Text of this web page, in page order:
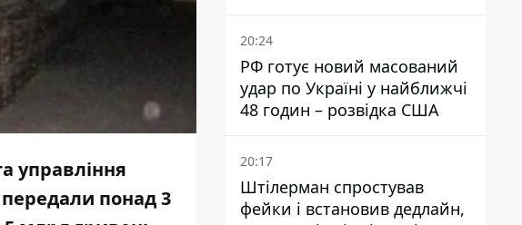
управління
понад 3
20:24
РФ готує новий масований
удар по Україні у найближчі
48 годин – розвідка США
20:17
Штілерман спростував
фейки і встановив дедлайн,